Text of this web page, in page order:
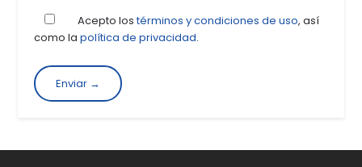
Acepto lostérminos y condiciones de uso, así
como lapolítica de privacidad.